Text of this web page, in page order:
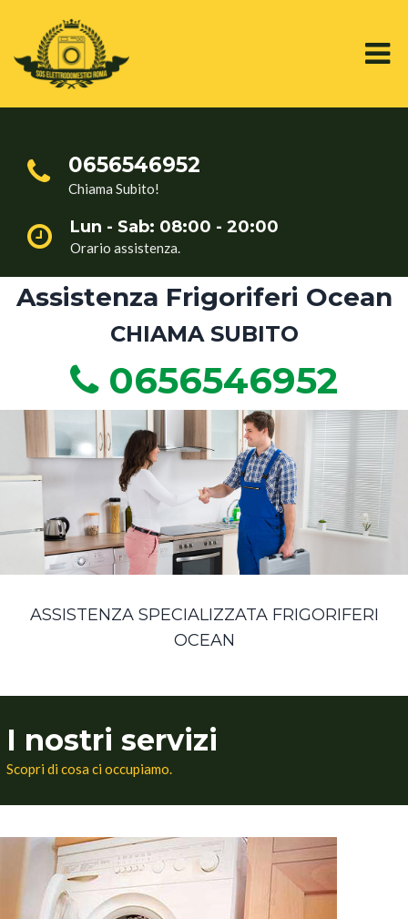
0656546952
Chiama Subito!
Lun - Sab: 08:00 - 20:00
Orario assistenza.
Assistenza Frigoriferi Ocean
CHIAMA SUBITO
0656546952
ASSISTENZA SPECIALIZZATA FRIGORIFERI
OCEAN
I nostri servizi
Scopri di cosa ci occupiamo.